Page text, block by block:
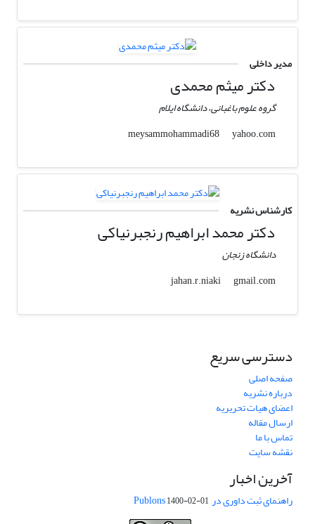
مدیر داخلی
دکتر میثم محمدی
گروه علوم باغبانی، دانشگاه ایلام
meysammohammadi68
yahoo.com
کارشناس نشریه
دکتر محمد ابراهیم رنجبرنیاکی
دانشگاه زنجان
jahan.r.niaki
gmail.com
دسترسی سریع
صفحه اصلی
درباره نشریه
اعضای هیات تحریریه
ارسال مقاله
تماس با ما
نقشه سایت
آخرین اخبار
راهنمای ثبت داوری در Publons 1400-02-01